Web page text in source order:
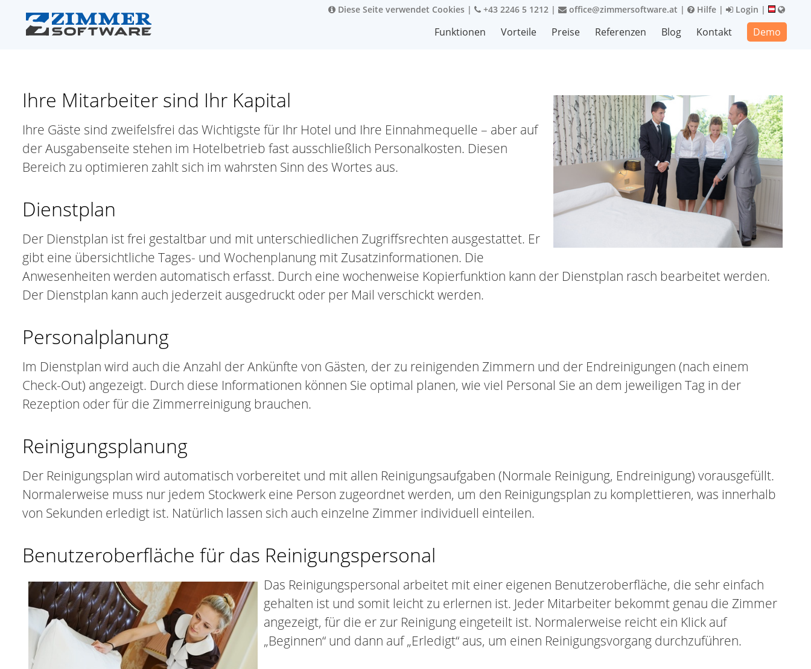
Diese Seite verwendet Cookies | +43 2246 5 1212 | office@zimmersoftware.at | Hilfe | Login |
Funktionen Vorteile Preise Referenzen Blog Kontakt Demo
Ihre Mitarbeiter sind Ihr Kapital
Ihre Gäste sind zweifelsfrei das Wichtigste für Ihr Hotel und Ihre Einnahmequelle – aber auf
der Ausgabenseite stehen im Hotelbetrieb fast ausschließlich Personalkosten. Diesen
Bereich zu optimieren zahlt sich im wahrsten Sinn des Wortes aus.
Dienstplan
Der Dienstplan ist frei gestaltbar und mit unterschiedlichen Zugriffsrechten ausgestattet. Er
gibt eine übersichtliche Tages- und Wochenplanung mit Zusatzinformationen. Die
Anwesenheiten werden automatisch erfasst. Durch eine wochenweise Kopierfunktion kann der Dienstplan rasch bearbeitet werden.
Der Dienstplan kann auch jederzeit ausgedruckt oder per Mail verschickt werden.
Personalplanung
Im Dienstplan wird auch die Anzahl der Ankünfte von Gästen, der zu reinigenden Zimmern und der Endreinigungen (nach einem
Check-Out) angezeigt. Durch diese Informationen können Sie optimal planen, wie viel Personal Sie an dem jeweiligen Tag in der
Rezeption oder für die Zimmerreinigung brauchen.
Reinigungsplanung
Der Reinigungsplan wird automatisch vorbereitet und mit allen Reinigungsaufgaben (Normale Reinigung, Endreinigung) vorausgefüllt.
Normalerweise muss nur jedem Stockwerk eine Person zugeordnet werden, um den Reinigungsplan zu komplettieren, was innerhalb
von Sekunden erledigt ist. Natürlich lassen sich auch einzelne Zimmer individuell einteilen.
Benutzeroberfläche für das Reinigungspersonal
Das Reinigungspersonal arbeitet mit einer eigenen Benutzeroberfläche, die sehr einfach
gehalten ist und somit leicht zu erlernen ist. Jeder Mitarbeiter bekommt genau die Zimmer
angezeigt, für die er zur Reinigung eingeteilt ist. Normalerweise reicht ein Klick auf
„Beginnen“ und dann auf „Erledigt“ aus, um einen Reinigungsvorgang durchzuführen.